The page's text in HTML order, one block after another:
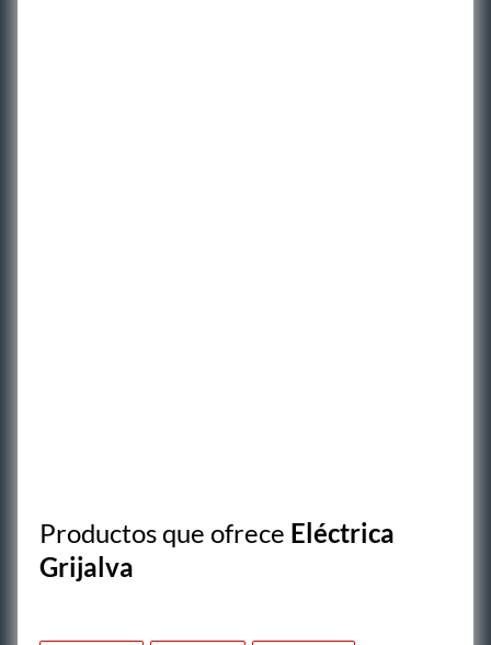
Productos que ofrece Eléctrica
Grijalva